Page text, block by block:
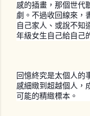
感的插畫，那個世代
劇。不過收回線來，
自己家人、或說不知
年級女生自己給自己
回憶終究是太個人的
感細緻到超越個人，
可能的精緻標本。